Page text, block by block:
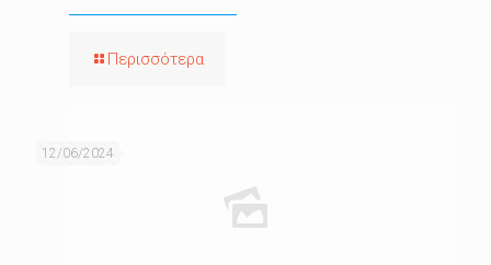
Περισσότερα
12/06/2024